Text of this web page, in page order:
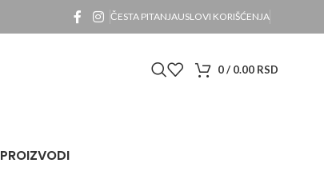
ČESTA PITANJAUSLOVI KORIŠĆENJA
0/ 0.00RSD
PROIZVODI